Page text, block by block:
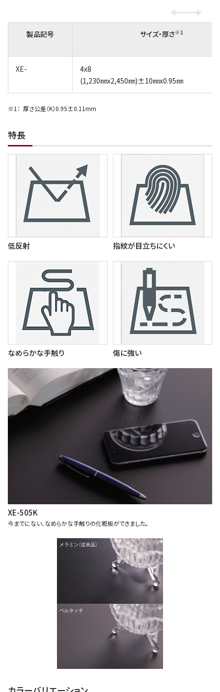
製品記号 サイズ・厚さ※1
XE-
4x8
(1,230㎜x2,450㎜)±10㎜x0.95㎜
厚さ公差（K）0.95±0.11mm
特長
低反射 指紋が目立ちにくい
なめらかな手触り 傷に強い
XE-505K
今までにない、なめらかな手触りの化粧板ができました。